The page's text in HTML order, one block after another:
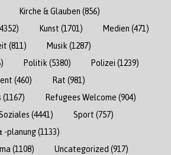
Kirche & Glauben (856)
Kunst (1701) Medien (471)
(811) Musik (1287)
Politik (5380) Polizei (1239)
(460) Rat (981)
(1167) Refugees Welcome (904)
(4441) Sport (757)
-planung(1133)
(1108) Uncategorized (917)